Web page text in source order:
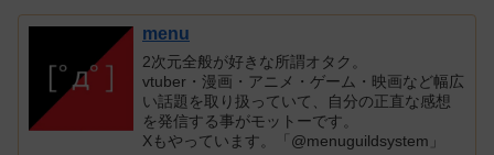
menu
2次元全般が好きな所謂オタク。
vtuber・漫画・アニメ・ゲーム・映画など幅広
い話題を取り扱っていて、自分の正直な感想
を発信する事がモットーです。
Xもやっています。「@menuguildsystem」